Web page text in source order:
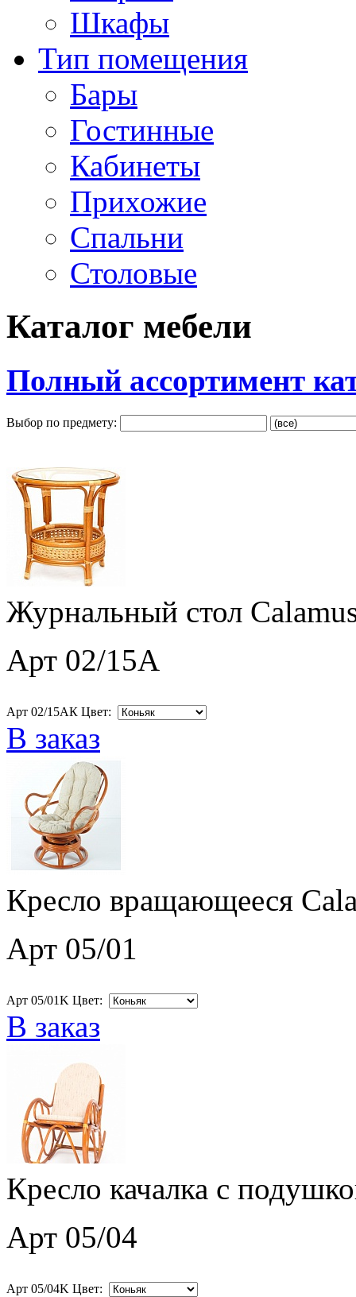
Шкафы
Тип помещения
Бары
Гостинные
Кабинеты
Прихожие
Спальни
Столовые
Каталог мебели
Полный ассортимент
Выбор по предмету:
Журнальный стол
Арт 02/15A
Арт 02/15AК Цвет:
В заказ
Кресло вращающееся
Арт 05/01
Арт 05/01K Цвет:
В заказ
Кресло качалка с
Арт 05/04
Арт 05/04K Цвет: